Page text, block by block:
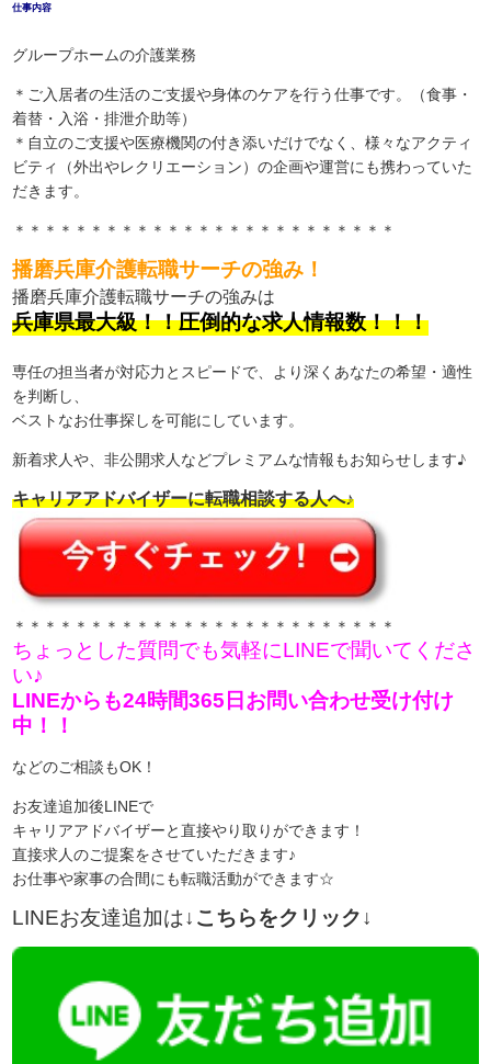
仕事内容
グループホームの介護業務
＊ご入居者の生活のご支援や身体のケアを行う仕事です。（食事・
着替・入浴・排泄介助等）
＊自立のご支援や医療機関の付き添いだけでなく、様々なアクティ
ビティ（外出やレクリエーション）の企画や運営にも携わっていた
だきます。
＊＊＊＊＊＊＊＊＊＊＊＊＊＊＊＊＊＊＊＊＊＊＊＊＊
播磨兵庫介護転職サーチの強み！
播磨兵庫介護転職サーチの強みは
兵庫県最大級！！圧倒的な求人情報数！！！
専任の担当者が対応力とスピードで、より深くあなたの希望・適性
を判断し、
ベストなお仕事探しを可能にしています。
新着求人や、非公開求人などプレミアムな情報もお知らせします♪
キャリアアドバイザーに転職相談する人へ♪
＊＊＊＊＊＊＊＊＊＊＊＊＊＊＊＊＊＊＊＊＊＊＊＊＊
ちょっとした質問でも気軽にLINEで聞いてくださ
い♪
LINEからも24時間365日お問い合わせ受け付け
中！！
などのご相談もOK！
お友達追加後LINEで
キャリアアドバイザーと直接やり取りができます！
直接求人のご提案をさせていただきます♪
お仕事や家事の合間にも転職活動ができます☆
LINEお友達追加は↓こちらをクリック↓